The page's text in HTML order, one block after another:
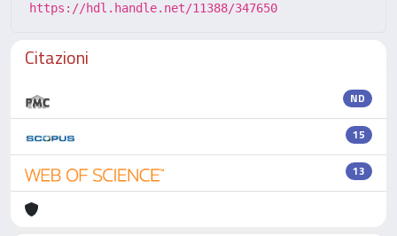
https://hdl.handle.net/11388/347650
Citazioni
ND
15
13